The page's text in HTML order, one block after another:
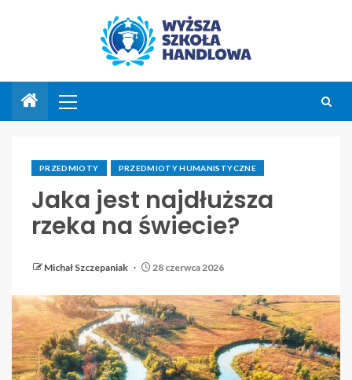
PRZEDMIOTY PRZEDMIOTY HUMANISTYCZNE
Jaka jest najdłuższa
rzeka na świecie?
Michał Szczepaniak 28 czerwca 2026